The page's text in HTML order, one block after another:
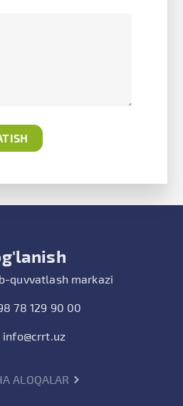
quvvatlash markazi
78 129 90 00
info@crrt.uz
ALOQALAR